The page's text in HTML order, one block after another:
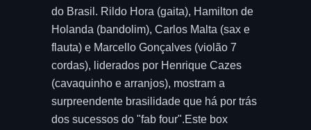
do Brasil. Rildo Hora (gaita), Hamilton de
Holanda (bandolim), Carlos Malta (sax e
flauta) e Marcello Gonçalves (violão 7
cordas), liderados por Henrique Cazes
(cavaquinho e arranjos), mostram a
surpreendente brasilidade que há por trás
dos sucessos do "fab four".Este box